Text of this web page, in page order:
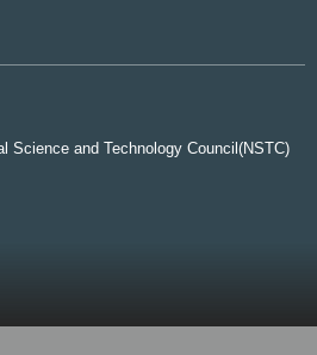
Science and Technology Council(NSTC)